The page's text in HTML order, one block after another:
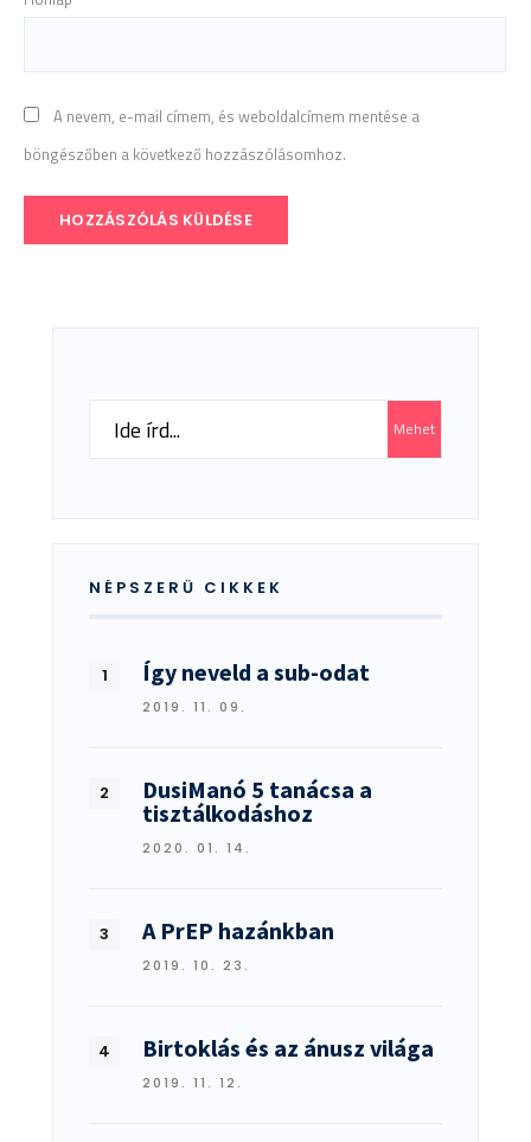
A nevem, e-mail címem, és weboldalcímem mentése a
böngészőben a következő hozzászólásomhoz.
Search
Mehet
NÉPSZERŰ CIKKEK
Így neveld a sub-odat
2019. 11. 09.
DusiManó 5 tanácsa a
tisztálkodáshoz
2020. 01. 14.
A PrEP hazánkban
2019. 10. 23.
Birtoklás és az ánusz világa
2019. 11. 12.